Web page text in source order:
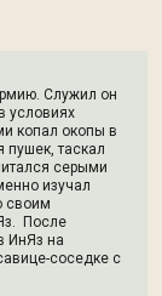
Служил он
условиях
копал окопы в
пушек, таскал
серыми
изучал
своим
После
ИнЯз на
соседке с